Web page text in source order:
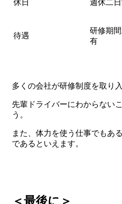
休日 週休二日
待遇
研修期
有
多くの会社が研修制度を取り
先輩ドライバーにわからない
う。
また、体力を使う仕事でもあ
であるといえます。
＜最後に＞